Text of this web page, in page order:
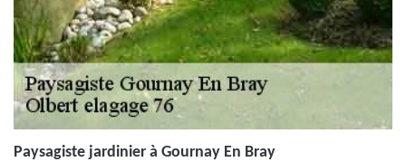
Paysagiste jardinier à Gournay En Bray